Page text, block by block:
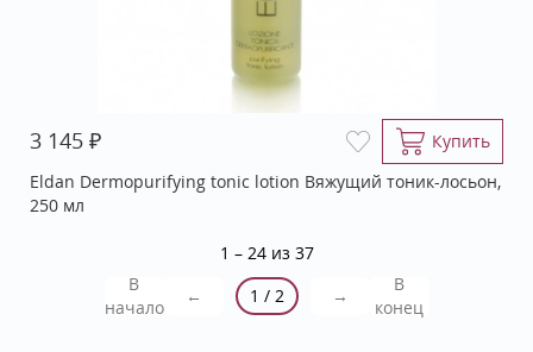
3 145 ₽
Купить
Eldan Dermopurifying tonic lotion Вяжущий тоник-лосьон,
250 мл
1 – 24 из 37
В
начало
← 1 / 2 →
В
конец